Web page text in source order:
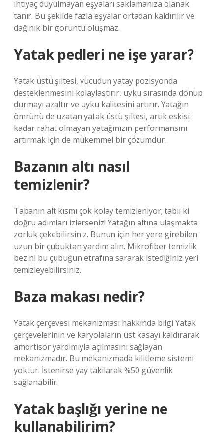
ihtiyaç duyulmayan eşyaları saklamanıza olanak
tanır. Bu şekilde fazla eşyalar ortadan kaldırılır ve
dağınık bir görüntü oluşmaz.
Yatak pedleri ne işe yarar?
Yatak üstü şiltesi, vücudun yatay pozisyonda
desteklenmesini kolaylaştırır, uyku sırasında dönüp
durmayı azaltır ve uyku kalitesini artırır. Yatağın
ömrünü de uzatan yatak üstü şiltesi, artık eskisi
kadar rahat olmayan yatağınızın performansını
artırmak için de mükemmel bir çözümdür.
Bazanın altı nasıl
temizlenir?
Tabanın alt kısmı çok kolay temizleniyor; tabii ki
doğru adımları izlerseniz! Yatağın altına ulaşmakta
zorluk çekebilirsiniz. Bunun için her yere girebilen
uzun bir çubuktan yardım alın. Mikrofiber temizlik
bezini bu çubuğun etrafına sararak istediğiniz yeri
temizleyebilirsiniz.
Baza makası nedir?
Yatak çerçevesi mekanizması hakkında bilgi Yatak
çerçevelerinin ve karyolaların üst kasayı kaldırarak
amortisör yardımıyla açılmasını sağlayan
mekanizmadır. Bu mekanizmada kilitleme sistemi
yoktur. İstenirse yay takılarak %50 güvenlik
sağlanabilir.
Yatak başlığı yerine ne
kullanabilirim?